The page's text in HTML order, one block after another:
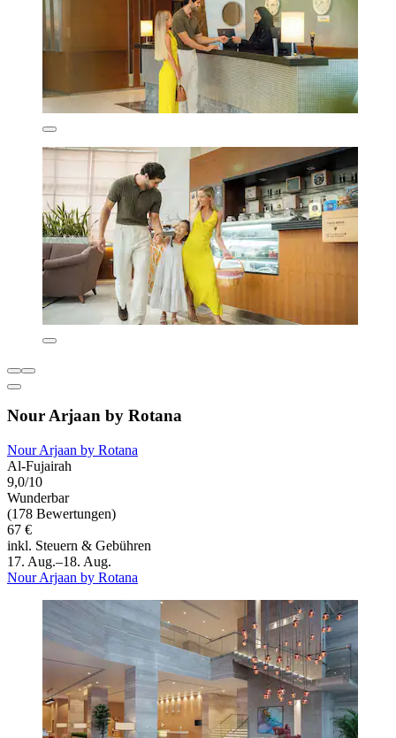
Nour Arjaan by Rotana
Nour Arjaan by Rotana
Al-Fujairah
9,0/10
Wunderbar
(178 Bewertungen)
67 €
inkl. Steuern & Gebühren
17. Aug.–18. Aug.
Nour Arjaan by Rotana